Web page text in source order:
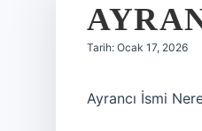
Tarih: Ocak 17, 2026
Ayrancı İsmi